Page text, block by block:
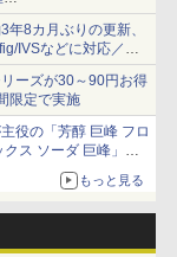
皿が景品に登場！
年8カ月ぶりの更新、
IVSなどに対応／複
ュリティアップデー
ーズが30～90円お得
限定で実施
役の「芳醇 巨峰 フロ
ス ソーダ 巨峰」発
もっと見る
SV1 第11世代
付き
12.1型 メモ
SSD512GB/1TB
液晶 WUXGA
ノート Wi-Fi
ートPC 大手国産
小型 軽量 パソ
パソコン オフィ
年保証】
イクロソフ
LAPTOP 4
モリ8GB
ウトレット
中古ノート
パソコン ノ
ノート ノー
￥56,100
LENOVO レノボ
M70Q
メモリ
i5 Windows
古 返品 送料無
スクトップパソ
パソコン デスク
ソコン デスクト
ミニPC OFFICE
年保証】HP
800 G6 DM
メモリ16GB
Windows
中古デスク
ン 中古パソ
ップパソコ
プ PC ミニ
￥39,600
フル
/ ワイド ]
VP227HF
フレッシュ
曲面型 液晶
￥22,203
川 夏哉 ]
￥924